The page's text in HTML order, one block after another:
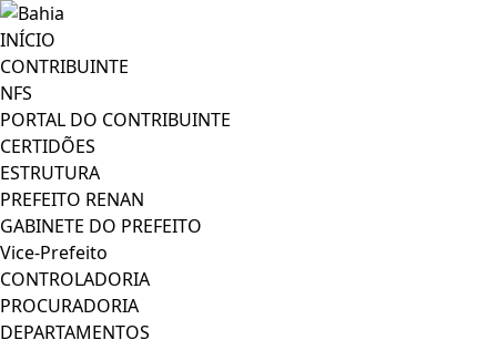
INÍCIO
CONTRIBUINTE
NFS
PORTAL DO CONTRIBUINTE
CERTIDÕES
ESTRUTURA
PREFEITO RENAN
GABINETE DO PREFEITO
Vice-Prefeito
CONTROLADORIA
PROCURADORIA
DEPARTAMENTOS